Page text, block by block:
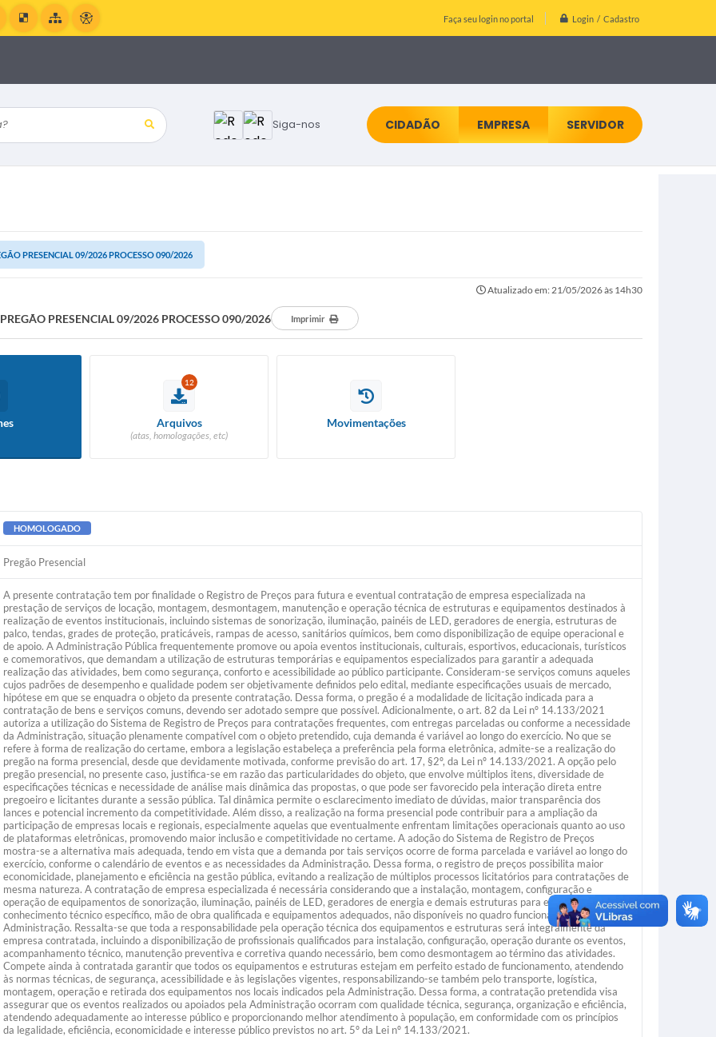
Faça seu login no portal Login / Cadastro
Siga-nos CIDADÃO EMPRESA SERVIDOR
PRESENCIAL 09/2026 PROCESSO 090/2026
Atualizado em: 21/05/2026 às 14h30
PREGÃO PRESENCIAL 09/2026 PROCESSO 090/2026 Imprimir
12
Arquivos
(atas, homologações, etc)
Movimentações
HOMOLOGADO
Pregão Presencial
A presente contratação tem por finalidade o Registro de Preços para futura e eventual contratação de empresa especializada na
prestação de serviços de locação, montagem, desmontagem, manutenção e operação técnica de estruturas e equipamentos destinados à
realização de eventos institucionais, incluindo sistemas de sonorização, iluminação, painéis de LED, geradores de energia, estruturas de
palco, tendas, grades de proteção, praticáveis, rampas de acesso, sanitários químicos, bem como disponibilização de equipe operacional e
de apoio. A Administração Pública frequentemente promove ou apoia eventos institucionais, culturais, esportivos, educacionais, turísticos
e comemorativos, que demandam a utilização de estruturas temporárias e equipamentos especializados para garantir a adequada
realização das atividades, bem como segurança, conforto e acessibilidade ao público participante. Consideram-se serviços comuns aqueles
cujos padrões de desempenho e qualidade podem ser objetivamente definidos pelo edital, mediante especificações usuais de mercado,
hipótese em que se enquadra o objeto da presente contratação. Dessa forma, o pregão é a modalidade de licitação indicada para a
contratação de bens e serviços comuns, devendo ser adotado sempre que possível. Adicionalmente, o art. 82 da Lei nº 14.133/2021
autoriza a utilização do Sistema de Registro de Preços para contratações frequentes, com entregas parceladas ou conforme a necessidade
da Administração, situação plenamente compatível com o objeto pretendido, cuja demanda é variável ao longo do exercício. No que se
refere à forma de realização do certame, embora a legislação estabeleça a preferência pela forma eletrônica, admite-se a realização do
pregão na forma presencial, desde que devidamente motivada, conforme previsão do art. 17, §2º, da Lei nº 14.133/2021. A opção pelo
pregão presencial, no presente caso, justifica-se em razão das particularidades do objeto, que envolve múltiplos itens, diversidade de
especificações técnicas e necessidade de análise mais dinâmica das propostas, o que pode ser favorecido pela interação direta entre
pregoeiro e licitantes durante a sessão pública. Tal dinâmica permite o esclarecimento imediato de dúvidas, maior transparência dos
lances e potencial incremento da competitividade. Além disso, a realização na forma presencial pode contribuir para a ampliação da
participação de empresas locais e regionais, especialmente aquelas que eventualmente enfrentam limitações operacionais quanto ao uso
de plataformas eletrônicas, promovendo maior inclusão e competitividade no certame. A adoção do Sistema de Registro de Preços
mostra-se a alternativa mais adequada, tendo em vista que a demanda por tais serviços ocorre de forma parcelada e variável ao longo do
exercício, conforme o calendário de eventos e as necessidades da Administração. Dessa forma, o registro de preços possibilita maior
economicidade, planejamento e eficiência na gestão pública, evitando a realização de múltiplos processos licitatórios para contratações de
mesma natureza. A contratação de empresa especializada é necessária considerando que a instalação, montagem, configuração e
operação de equipamentos de sonorização, iluminação, painéis de LED, geradores de energia e demais estruturas para eventos exigem
conhecimento técnico específico, mão de obra qualificada e equipamentos adequados, não disponíveis no quadro funcional da
Administração. Ressalta-se que toda a responsabilidade pela operação técnica dos equipamentos e estruturas será integralmente da
empresa contratada, incluindo a disponibilização de profissionais qualificados para instalação, configuração, operação durante os eventos,
acompanhamento técnico, manutenção preventiva e corretiva quando necessário, bem como desmontagem ao término das atividades.
Compete ainda à contratada garantir que todos os equipamentos e estruturas estejam em perfeito estado de funcionamento, atendendo
às normas técnicas, de segurança, acessibilidade e às legislações vigentes, responsabilizando-se também pelo transporte, logística,
montagem, operação e retirada dos equipamentos nos locais indicados pela Administração. Dessa forma, a contratação pretendida visa
assegurar que os eventos realizados ou apoiados pela Administração ocorram com qualidade técnica, segurança, organização e eficiência,
atendendo adequadamente ao interesse público e proporcionando melhor atendimento à população, em conformidade com os princípios
da legalidade, eficiência, economicidade e interesse público previstos no art. 5º da Lei nº 14.133/2021.